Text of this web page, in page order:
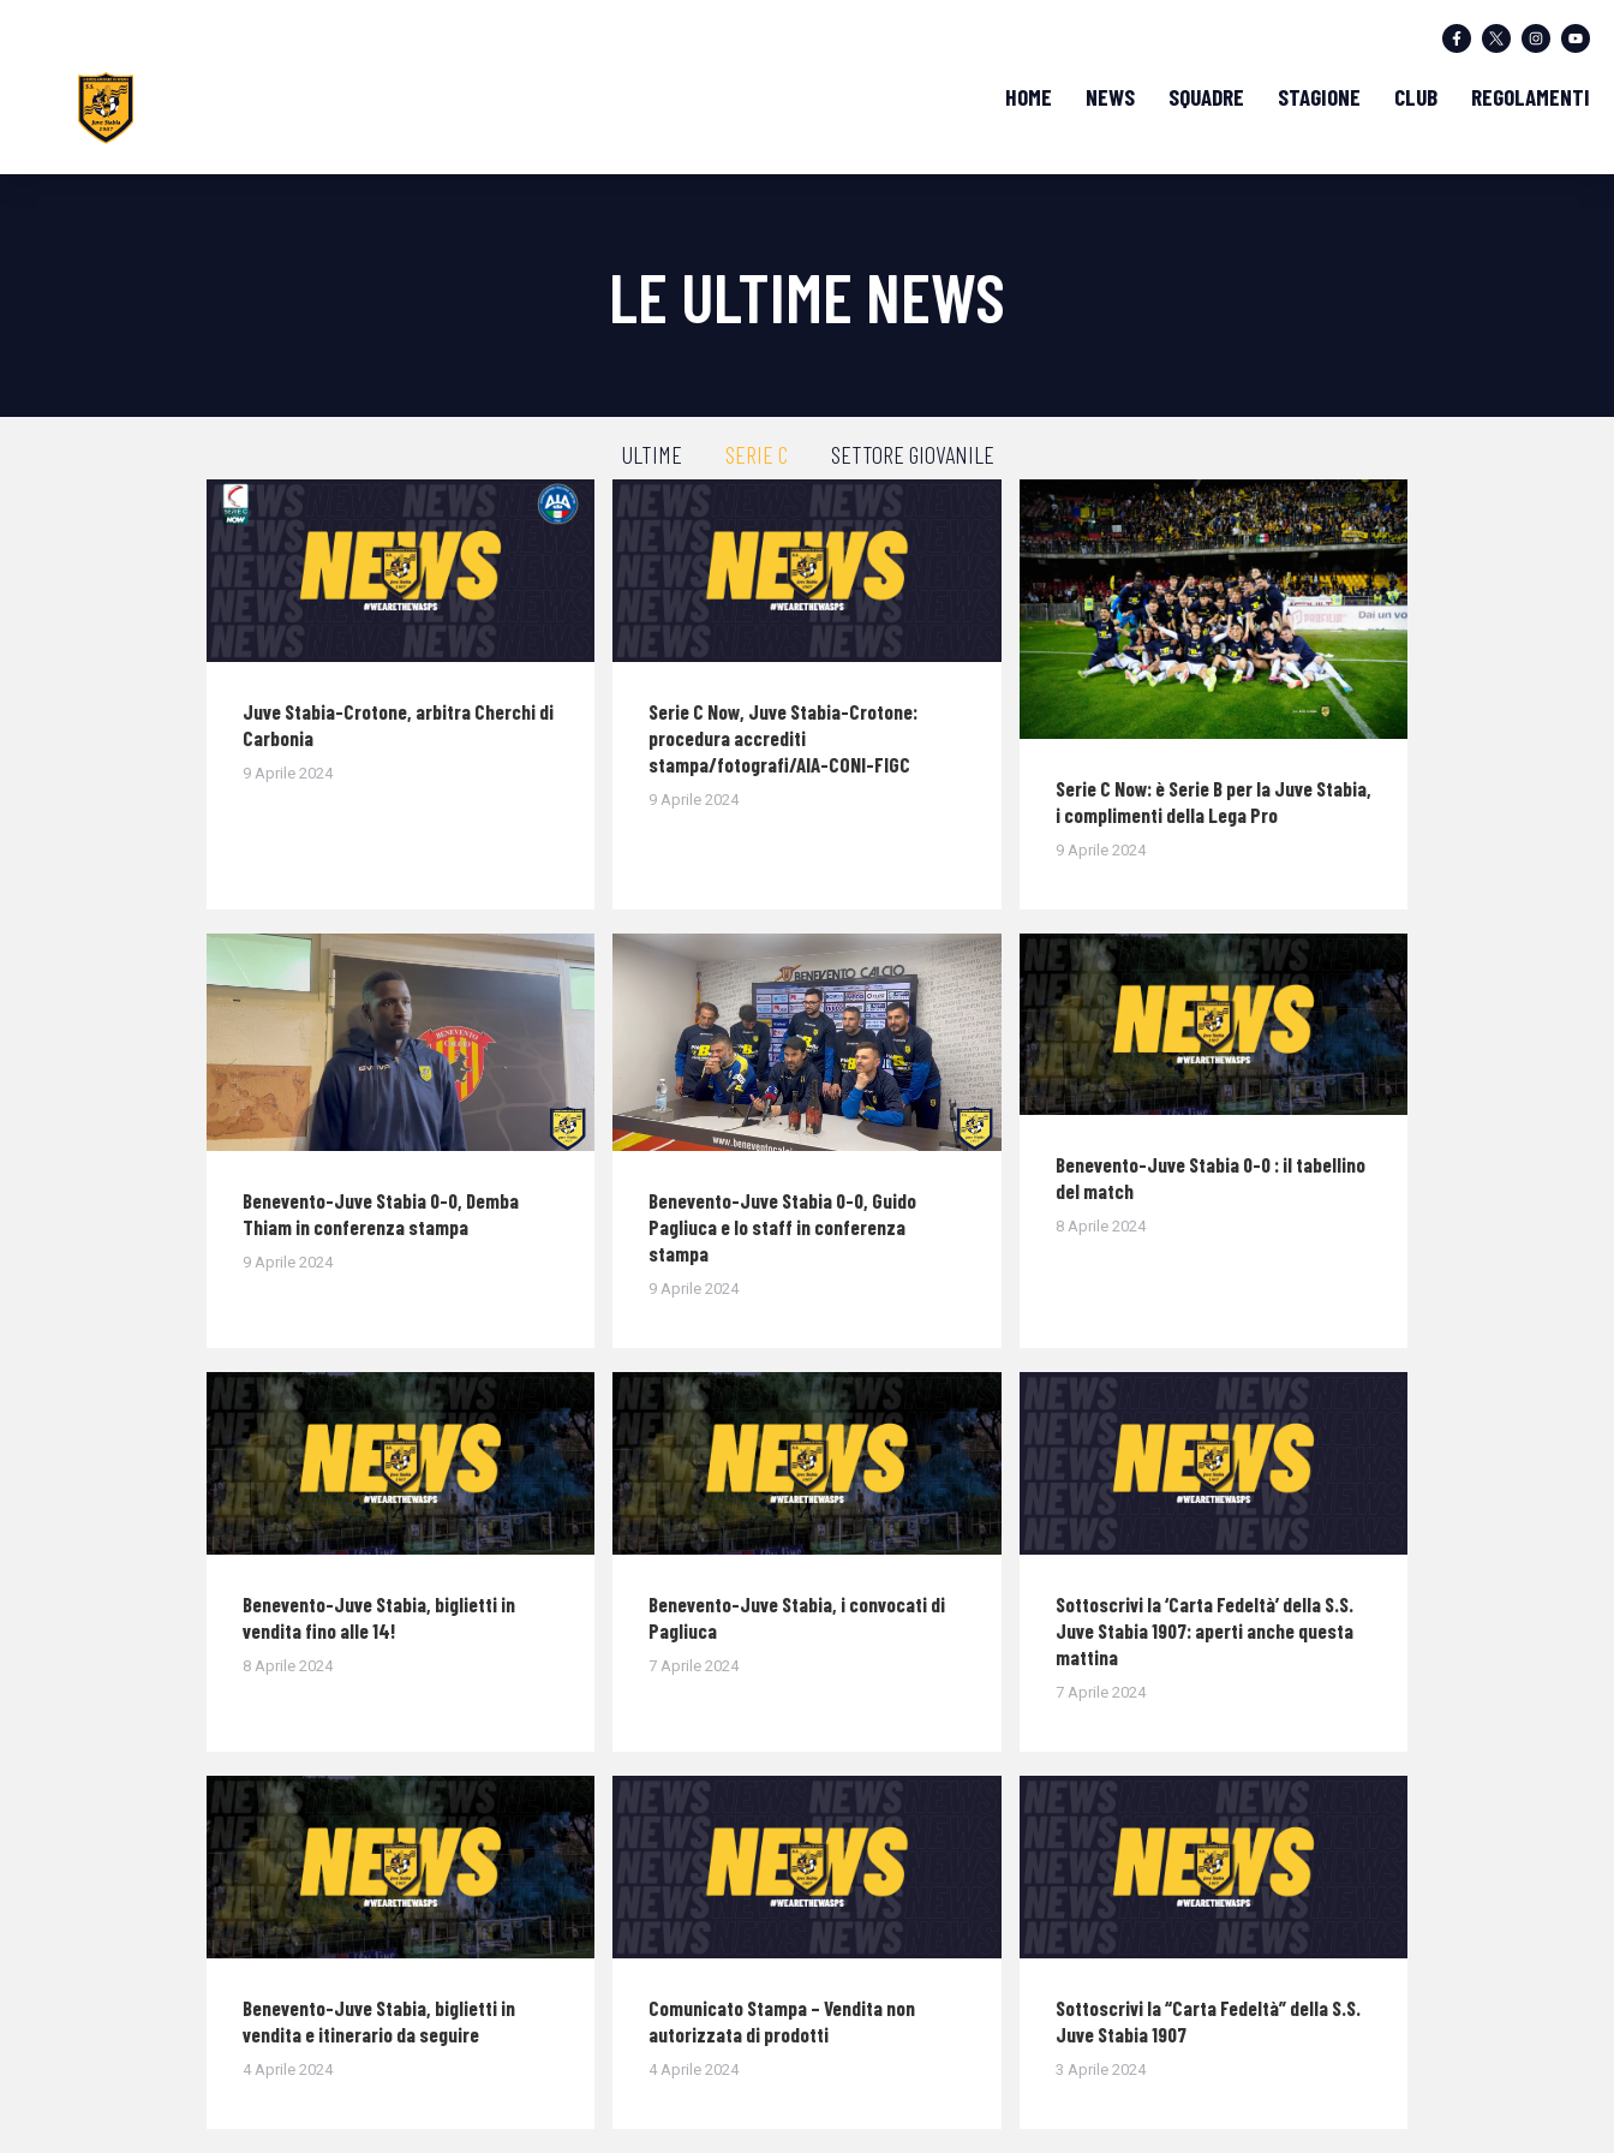
HOME NEWS SQUADRE STAGIONE CLUB REGOLAMENTI
LE ULTIME NEWS
ULTIME SERIE C SETTORE GIOVANILE
Juve Stabia-Crotone, arbitra Cherchi di
Carbonia
9 Aprile 2024
Serie C Now, Juve Stabia-Crotone:
procedura accrediti
stampa/fotografi/AIA-CONI-FIGC
9 Aprile 2024
Serie C Now: è Serie B per la Juve Stabia,
i complimenti della Lega Pro
9 Aprile 2024
Benevento-Juve Stabia 0-0, Demba
Thiam in conferenza stampa
9 Aprile 2024
Benevento-Juve Stabia 0-0, Guido
Pagliuca e lo staff in conferenza
stampa
9 Aprile 2024
Benevento-Juve Stabia 0-0 : il tabellino
del match
8 Aprile 2024
Benevento-Juve Stabia, biglietti in
vendita fino alle 14!
8 Aprile 2024
Benevento-Juve Stabia, i convocati di
Pagliuca
7 Aprile 2024
Sottoscrivi la ‘Carta Fedeltà’ della S.S.
Juve Stabia 1907: aperti anche questa
mattina
7 Aprile 2024
Benevento-Juve Stabia, biglietti in
vendita e itinerario da seguire
4 Aprile 2024
Comunicato Stampa – Vendita non
autorizzata di prodotti
4 Aprile 2024
Sottoscrivi la “Carta Fedeltà” della S.S.
Juve Stabia 1907
3 Aprile 2024